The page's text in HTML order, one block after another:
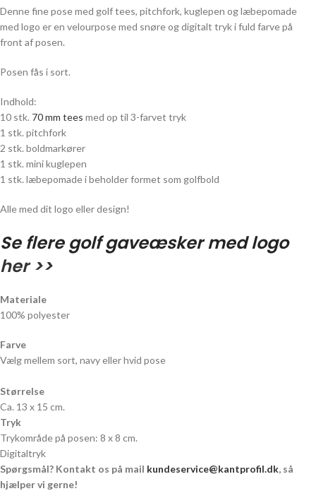
Denne fine pose med golf tees, pitchfork, kuglepen og læbepomade
med logo er en velourpose med snøre og digitalt tryk i fuld farve på
front af posen.
Posen fås i sort.
Indhold:
10 stk. 70 mm tees med op til 3-farvet tryk
1 stk. pitchfork
2 stk. boldmarkører
1 stk. mini kuglepen
1 stk. læbepomade i beholder formet som golfbold
Alle med dit logo eller design!
Se flere golf gaveæsker med logo
her >>
Materiale
100% polyester
Farve
Vælg mellem sort, navy eller hvid pose
Størrelse
Ca. 13 x 15 cm.
Tryk
Trykområde på posen: 8 x 8 cm.
Digitaltryk
Spørgsmål? Kontakt os på mail kundeservice@kantprofil.dk, så
hjælper vi gerne!